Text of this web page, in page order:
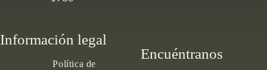
Información legal
Política de
Encuéntranos